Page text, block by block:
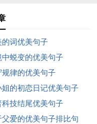
去，这里的一切都染成
迎面劈来，让我措手不
娑的秀立在马路两旁，
她再也撑不住西风的横
在行人无情的脚步下呻
的词优美句子
中蜕变的优美句子
规律的优美句子
姐的初恋日记优美句子
科技结尾优美句子
父爱的优美句子排比句